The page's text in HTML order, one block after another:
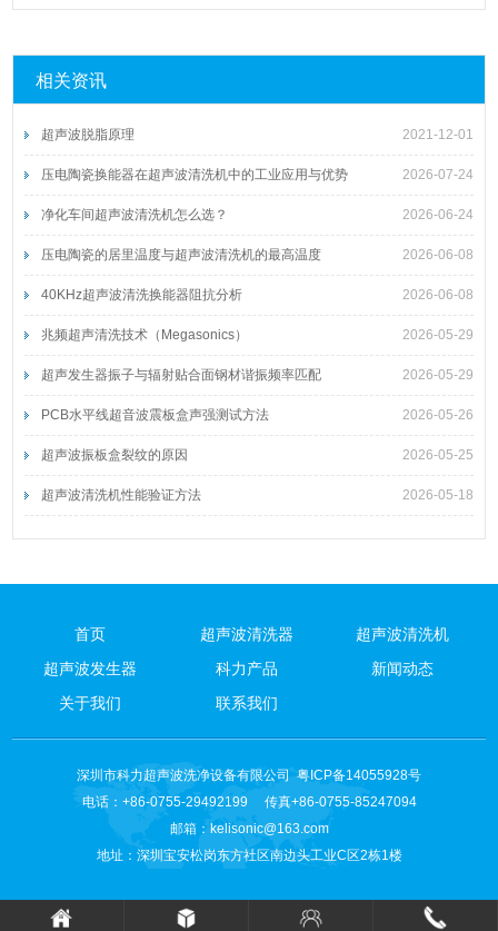
相关资讯
2021-12-01
超声波脱脂原理
2026-07-24
压电陶瓷换能器在超声波清洗机中的工业应用与优势
2026-06-24
净化车间超声波清洗机怎么选？
2026-06-08
压电陶瓷的居里温度与超声波清洗机的最高温度
2026-06-08
40KHz超声波清洗换能器阻抗分析
2026-05-29
兆频超声清洗技术（Megasonics）
2026-05-29
超声发生器振子与辐射贴合面钢材谐振频率匹配
2026-05-26
PCB水平线超音波震板盒声强测试方法
2026-05-25
超声波振板盒裂纹的原因
2026-05-18
超声波清洗机性能验证方法
首页 超声波清洗器
超声波清洗机
超声波发生器
科力产品
新闻动态
关于我们
联系我们
深圳市科力超声波洗净设备有限公司粤ICP备14055928号
电话：+86-0755-29492199 传真+86-0755-85247094
邮箱： kelisonic@163.com
地址：深圳宝安松岗东方社区南边头工业C区2栋1楼